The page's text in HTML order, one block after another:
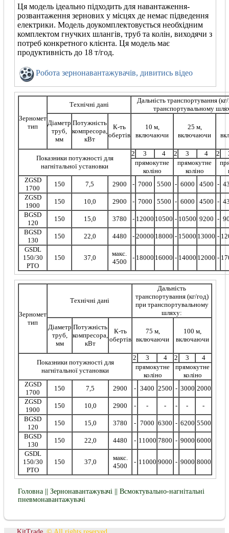
Ця модель ідеально підходить для навантаження-
розвантаження зернових у місцях де немає підведення
електрики. Модель доукомплектовується необхідним
комплектом гнучких шлангів, труб та колін, виходячи з
потреб конкретного клієнта. Ця модель має
продуктивність до 18 т/год.
Робота зернонавантажувачів, дивитись відео
Зерномет
тип
Технічні дані
Дальність транспортування
транспортувальному
Діаметр
труб,
мм
Потужність
компресора,
кВт
К-ть
обертів
10 м,
включаючи
25 м,
включаючи
Показники потужності для
нагнітальної установки
2 3 4 2 3 4 2
прямокутне
коліно
прямокутне
коліно
ZGSD
1700
150 7,5 2900 - 7000 5500 - 6000 4500 -
ZGSD
1900
150 10,0 2900 - 7000 5500 - 6000 4500 -
BGSD
120
150 15,0 3780 - 12000 10500 - 10500 9200 -
BGSD
130
150 22,0 4480 - 20000 18000 - 15000 13000 -
GSDL
150/30
PTO
150 37,0
макс.
4500
- 18000 16000 - 14000 12000 -
Зерномет
тип
Технічні дані
Дальність
транспортування (кг/год)
при транспортувальному
шляху:
Діаметр
труб,
мм
Потужність
компресора,
кВт
К-ть
обертів
75 м,
включаючи
100 м,
включаючи
Показники потужності для
нагнітальної установки
2 3 4 2 3
4
прямокутне
коліно
прямокутне
коліно
ZGSD
1700
150 7,5 2900 - 3400 2500 - 3000 2000
ZGSD
1900
150 10,0 2900 - - - - -
-
BGSD
120
150 15,0 3780 - 7000 6300 - 6200 5500
BGSD
130
150 22,0 4480 - 11000 7800 - 9000 6000
GSDL
150/30
PTO
150 37,0
макс.
4500
- 11000 9000 - 9000 8000
Головна ||Зернонавантажувачі || Всмоктувально-нагнітальні
пневмонавантажувачі